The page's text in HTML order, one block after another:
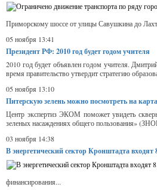
Приморскому шоссе от улицы Савушкина до
05 ноября 13:41
Президент РФ: 2010 год будет годом учителя
2010 год будет объявлен годом учителя.
время правительство утвердит стратегию
05 ноября 13:10
Питерскую зелень можно посмотреть на
Центр экспертиз ЭКОМ поможет увидеть
зеленых насаждениях общего пользования»
03 ноября 14:38
В энергетический сектор Кронштадта входят
финансирования...